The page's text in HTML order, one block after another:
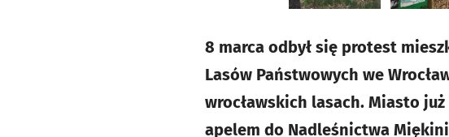
8 marca odbył się protest
Lasów Państwowych we
wrocławskich lasach. Miasto
apelem do Nadleśnictwa